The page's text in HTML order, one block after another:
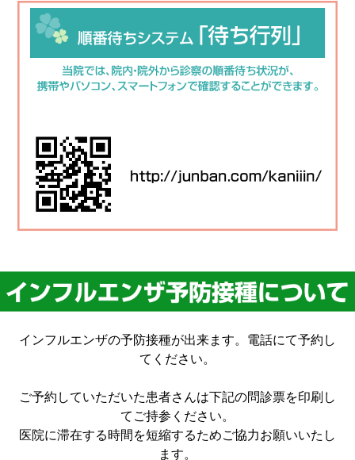
インフルエンザの予防接種が出来ます。電話にて予約し
てください。
ご予約していただいた患者さんは下記の問診票を印刷し
てご持参ください。
医院に滞在する時間を短縮するためご協力お願いいたし
ます。